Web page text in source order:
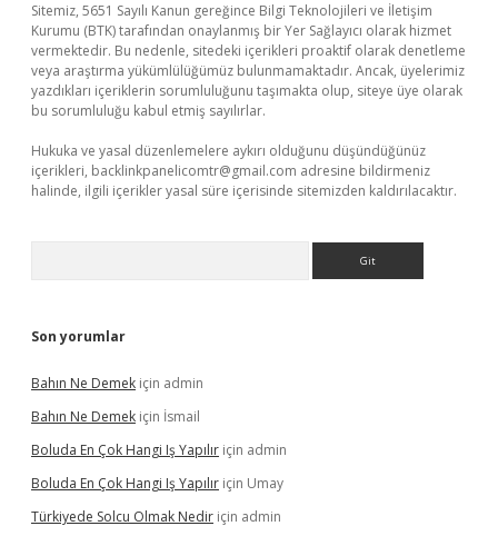
Sitemiz, 5651 Sayılı Kanun gereğince Bilgi Teknolojileri ve İletişim
Kurumu (BTK) tarafından onaylanmış bir Yer Sağlayıcı olarak hizmet
vermektedir. Bu nedenle, sitedeki içerikleri proaktif olarak denetleme
veya araştırma yükümlülüğümüz bulunmamaktadır. Ancak, üyelerimiz
yazdıkları içeriklerin sorumluluğunu taşımakta olup, siteye üye olarak
bu sorumluluğu kabul etmiş sayılırlar.
Hukuka ve yasal düzenlemelere aykırı olduğunu düşündüğünüz
içerikleri, backlinkpanelicomtr@gmail.com adresine bildirmeniz
halinde, ilgili içerikler yasal süre içerisinde sitemizden kaldırılacaktır.
Son yorumlar
Bahın Ne Demek için admin
Bahın Ne Demek için İsmail
Boluda En Çok Hangi Iş Yapılır için admin
Boluda En Çok Hangi Iş Yapılır için Umay
Türkiyede Solcu Olmak Nedir için admin